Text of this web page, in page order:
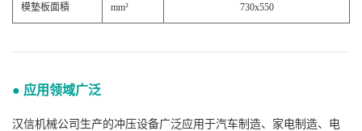
模墊板面積 mm² 730x550
● 应用领域广泛
汉信机械公司生产的冲压设备广泛应用于汽车制造、家电制造、电